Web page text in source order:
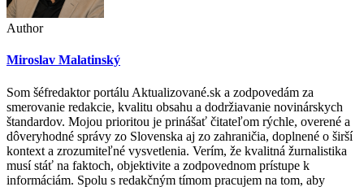
Author
Miroslav Malatinský
Som šéfredaktor portálu Aktualizované.sk a zodpovedám za
smerovanie redakcie, kvalitu obsahu a dodržiavanie novinárskych
štandardov. Mojou prioritou je prinášať čitateľom rýchle, overené a
dôveryhodné správy zo Slovenska aj zo zahraničia, doplnené o širší
kontext a zrozumiteľné vysvetlenia. Verím, že kvalitná žurnalistika
musí stáť na faktoch, objektivite a zodpovednom prístupe k
informáciám. Spolu s redakčným tímom pracujem na tom, aby